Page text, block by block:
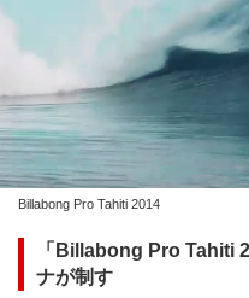
Billabong Pro Tahiti 2014
「Billabong Pro Tahiti
ナが制す